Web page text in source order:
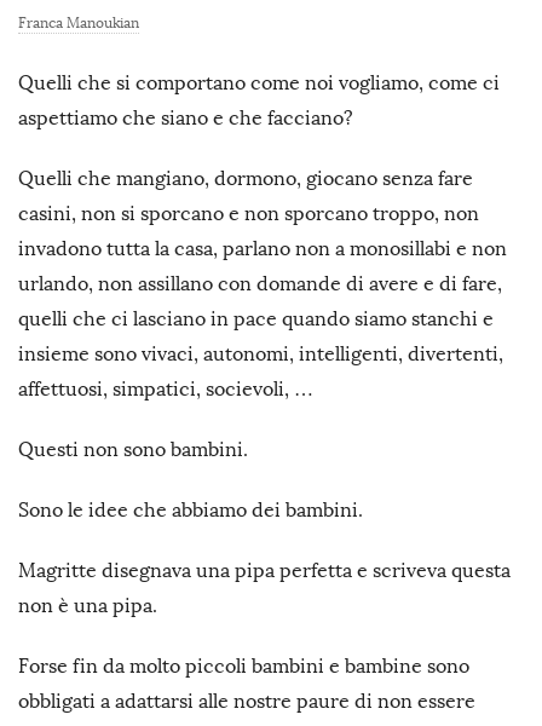
Franca Manoukian
Quelli che si comportano come noi vogliamo, come ci
aspettiamo che siano e che facciano?
Quelli che mangiano, dormono, giocano senza fare
casini, non si sporcano e non sporcano troppo, non
invadono tutta la casa, parlano non a monosillabi e non
urlando, non assillano con domande di avere e di fare,
quelli che ci lasciano in pace quando siamo stanchi e
insieme sono vivaci, autonomi, intelligenti, divertenti,
affettuosi, simpatici, socievoli, …
Questi non sono bambini.
Sono le idee che abbiamo dei bambini.
Magritte disegnava una pipa perfetta e scriveva questa
non è una pipa.
Forse fin da molto piccoli bambini e bambine sono
obbligati a adattarsi alle nostre paure di non essere